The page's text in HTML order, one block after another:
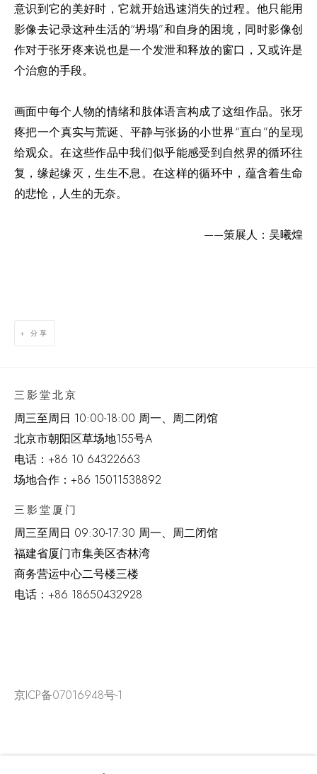
意识到它的美好时，它就开始迅速消失的过程。他只能用
影像去记录这种生活的“坍塌”和自身的困境，同时影像创
作对于张牙疼来说也是一个发泄和释放的窗口，又或许是
个治愈的手段。
画面中每个人物的情绪和肢体语言构成了这组作品。张牙
疼把一个真实与荒诞、平静与张扬的小世界“直白”的呈现
给观众。在这些作品中我们似乎能感受到自然界的循环往
复，缘起缘灭，生生不息。在这样的循环中，蕴含着生命
的悲怆，人生的无奈。
——策展人：吴曦煌
分享
三影堂北京
周三至周日 10:00-18:00 周一、周二闭馆
北京市朝阳区草场地155号A
电话： +86 10 64322663
场地合作：+86 15011538892
三影堂厦门
周三至周日 09:30-17:30 周一、周二闭馆
福建省厦门市集美区杏林湾
商务营运中心二号楼三楼
电话： +86 18650432928
京ICP备07016948号-1